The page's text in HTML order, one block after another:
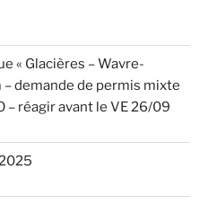
« Glacières – Wavre-
demande de permis mixte
– réagir avant le VE 26/09